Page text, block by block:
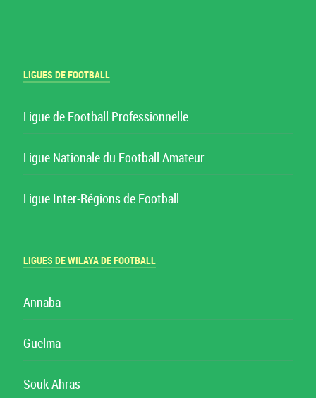
LIGUES DE FOOTBALL
Ligue de Football Professionnelle
Ligue Nationale du Football Amateur
Ligue Inter-Régions de Football
LIGUES DE WILAYA DE FOOTBALL
Annaba
Guelma
Souk Ahras